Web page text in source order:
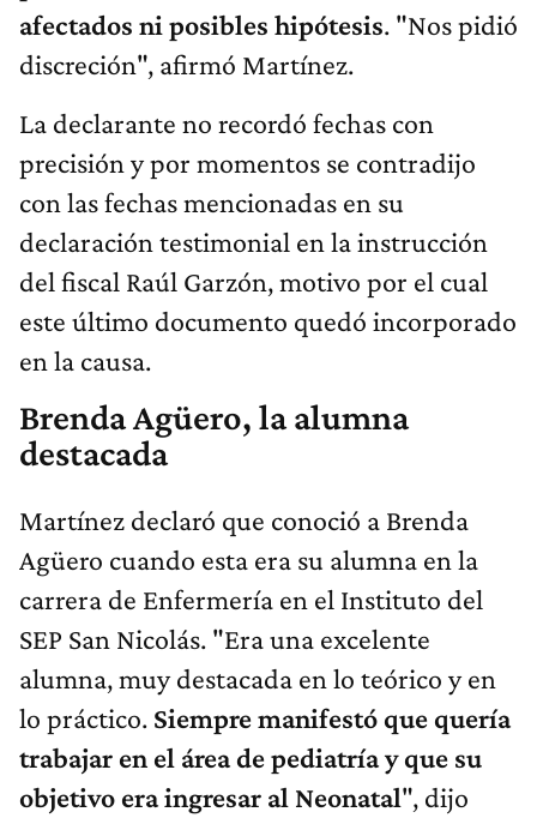
afectados ni posibles hipótesis. "Nos pidió
discreción", afirmó Martínez.
La declarante no recordó fechas con
precisión y por momentos se contradijo
con las fechas mencionadas en su
declaración testimonial en la instrucción
del fiscal Raúl Garzón, motivo por el cual
este último documento quedó incorporado
en la causa.
Brenda Agüero, la alumna
destacada
Martínez declaró que conoció a Brenda
Agüero cuando esta era su alumna en la
carrera de Enfermería en el Instituto del
SEP San Nicolás. "Era una excelente
alumna, muy destacada en lo teórico y en
lo práctico. Siempre manifestó que quería
trabajar en el área de pediatría y que su
objetivo era ingresar al Neonatal", dijo